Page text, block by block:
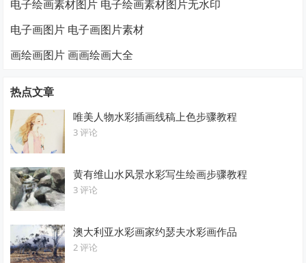
电子绘画素材图片 电子绘画素材图片无水印
电子画图片 电子画图片素材
画绘画图片 画画绘画大全
热点文章
唯美人物水彩插画线稿上色步骤教程
3 评论
黄有维山水风景水彩写生绘画步骤教程
3 评论
澳大利亚水彩画家约瑟夫水彩画作品
2 评论